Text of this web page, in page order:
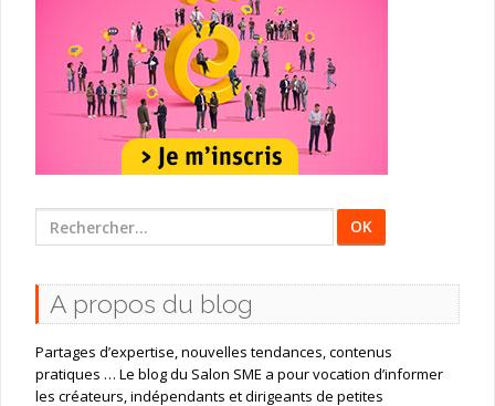
Rechercher
:
A propos du blog
Partages d’expertise, nouvelles tendances, contenus
pratiques … Le blog du Salon SME a pour vocation d’informer
les créateurs, indépendants et dirigeants de petites